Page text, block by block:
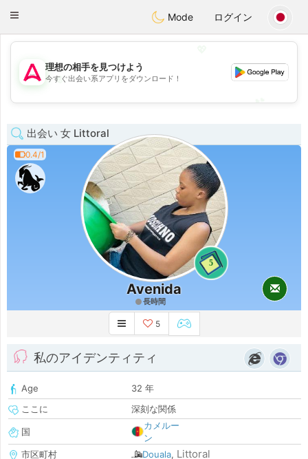
Tantôt
Toggle
Mode ログイン
💖
理想の相手を見つけよう
今すぐ出会い系アプリをダウンロード！
出会い 女 Littoral
0.4/1
5
Avenida
長時間
5
私のアイデンティティ
Age
32 年
ここに
深刻な関係
国
カメルー
ン
市区町村
Douala, Littoral